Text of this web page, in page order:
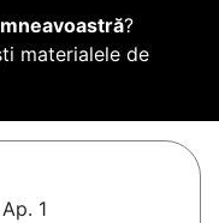
?
materialele de
1